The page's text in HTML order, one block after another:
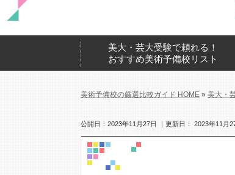
美大・芸大受験で頼れる！
おすすめ美術予備校リスト
美術予備校の厳選比較ガイド HOME » 美大・
公開日： 2023年11月27日 ｜更新日： 2023年11月